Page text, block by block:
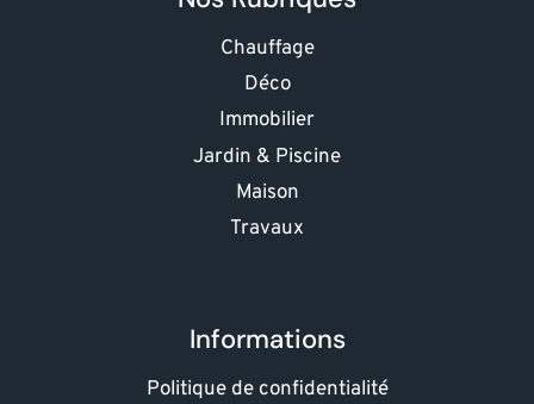
Chauffage
Déco
Immobilier
Jardin & Piscine
Maison
Travaux
Informations
Politique de confidentialité